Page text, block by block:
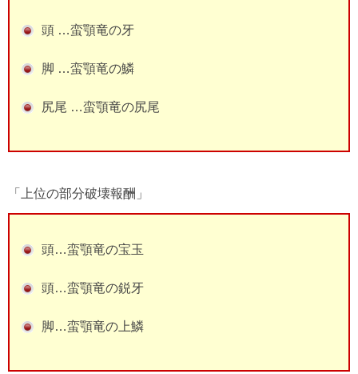
頭 …蛮顎竜の牙
脚 …蛮顎竜の鱗
尻尾 …蛮顎竜の尻尾
「上位の部分破壊報酬」
頭…蛮顎竜の宝玉
頭…蛮顎竜の鋭牙
脚…蛮顎竜の上鱗